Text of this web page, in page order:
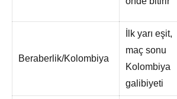
Beraberlik/Kolombiya
İlk yarı eşit,
maç sonu
Kolombiya
galibiyeti